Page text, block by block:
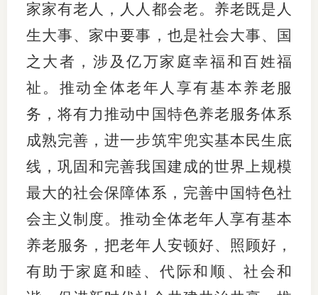
协会公
乡村振
招聘信
协会采
廉政举
家家有老人，人人都会老。养老既是人
生大事、家中要事，也是社会大事、国
之大者，涉及亿万家庭幸福和百姓福
祉。推动全体老年人享有基本养老服
务，将有力推动中国特色养老服务体系
成熟完善，进一步筑牢兜实基本民生底
线，巩固和完善我国建成的世界上规模
最大的社会保障体系，完善中国特色社
会主义制度。推动全体老年人享有基本
养老服务，把老年人安顿好、照顾好，
有助于家庭和睦、代际和顺、社会和